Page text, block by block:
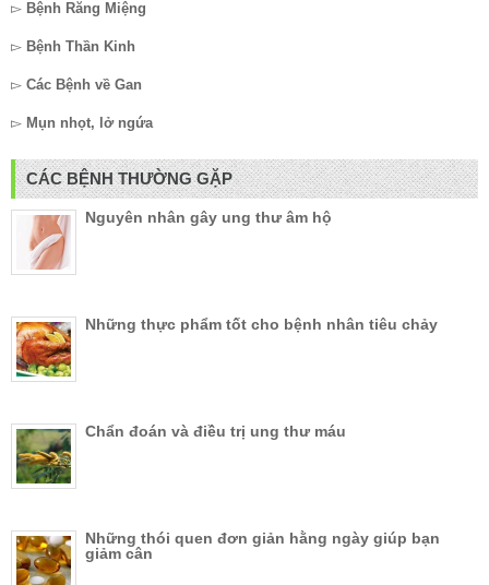
▻ Bệnh Răng Miệng
▻ Bệnh Thần Kinh
▻ Các Bệnh về Gan
▻ Mụn nhọt, lở ngứa
CÁC BỆNH THƯỜNG GẶP
Nguyên nhân gây ung thư âm hộ
Những thực phẩm tốt cho bệnh nhân tiêu chảy
Chẩn đoán và điều trị ung thư máu
Những thói quen đơn giản hằng ngày giúp bạn
giảm cân